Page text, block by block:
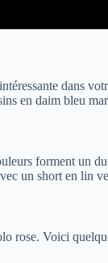
dans
en daim bleu
forment un
un short en lin
rose. Voici